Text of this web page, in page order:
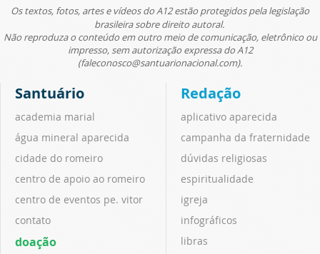
Os textos, fotos, artes e vídeos do A12 estão protegidos pela legislação
brasileira sobre direito autoral.
Não reproduza o conteúdo em outro meio de comunicação, eletrônico ou
impresso, sem autorização expressa do A12
(faleconosco@santuarionacional.com).
Santuário
academia marial
água mineral aparecida
cidade do romeiro
centro de apoio ao romeiro
centro de eventos pe. vitor
contato
doação
Redação
aplicativo aparecida
campanha da fraternidade
dúvidas religiosas
espiritualidade
igreja
infográficos
libras